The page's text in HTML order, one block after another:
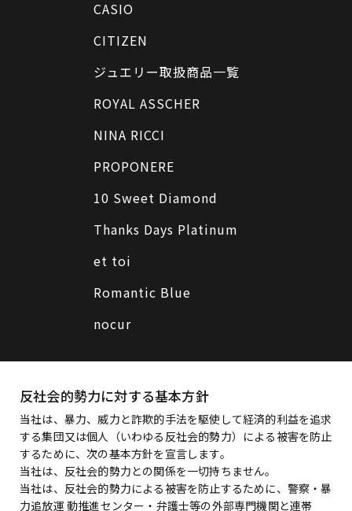
CASIO
CITIZEN
ジュエリー取扱商品一覧
ROYAL ASSCHER
NINA RICCI
PROPONERE
10 Sweet Diamond
Thanks Days Platinum
et toi
Romantic Blue
nocur
反社会的勢力に対する基本方針
当社は、暴力、威力と詐欺的手法を駆使して経済的利益を追求
する集団又は個人（いわゆる反社会的勢力）による被害を防止
するために、次の基本方針を宣言します。
当社は、反社会的勢力との関係を一切持ちません。
当社は、反社会的勢力による被害を防止するために、警察・暴
力追放運 動推進センター・弁護士等の外部専門機関と連帯